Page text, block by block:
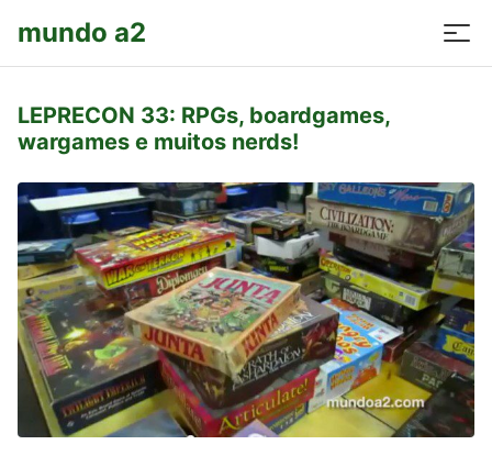
mundo a2
LEPRECON 33: RPGs, boardgames,
wargames e muitos nerds!